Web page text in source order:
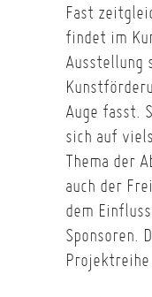
Fast
findet im
Ausstellung
Auge fasst.
sich auf
Thema der
auch der
dem
Sponsoren.